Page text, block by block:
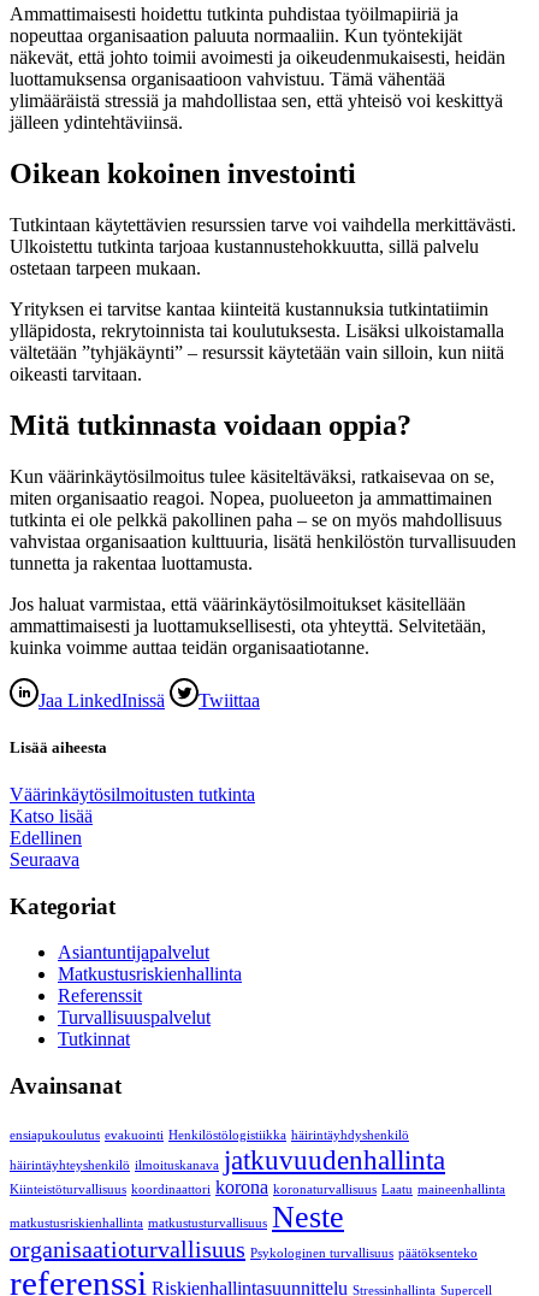
Ammattimaisesti hoidettu tutkinta puhdistaa työilmapiiriä ja
nopeuttaa organisaation paluuta normaaliin. Kun työntekijät
näkevät, että johto toimii avoimesti ja oikeudenmukaisesti, heidän
luottamuksensa organisaatioon vahvistuu. Tämä vähentää
ylimääräistä stressiä ja mahdollistaa sen, että yhteisö voi keskittyä
jälleen ydintehtäviinsä.
Oikean kokoinen investointi
Tutkintaan käytettävien resurssien tarve voi vaihdella merkittävästi.
Ulkoistettu tutkinta tarjoaa kustannustehokkuutta, sillä palvelu
ostetaan tarpeen mukaan.
Yrityksen ei tarvitse kantaa kiinteitä kustannuksia tutkintatiimin
ylläpidosta, rekrytoinnista tai koulutuksesta. Lisäksi ulkoistamalla
vältetään ”tyhjäkäynti” – resurssit käytetään vain silloin, kun niitä
oikeasti tarvitaan.
Mitä tutkinnasta voidaan oppia?
Kun väärinkäytösilmoitus tulee käsiteltäväksi, ratkaisevaa on se,
miten organisaatio reagoi. Nopea, puolueeton ja ammattimainen
tutkinta ei ole pelkkä pakollinen paha – se on myös mahdollisuus
vahvistaa organisaation kulttuuria, lisätä henkilöstön turvallisuuden
tunnetta ja rakentaa luottamusta.
Jos haluat varmistaa, että väärinkäytösilmoitukset käsitellään
ammattimaisesti ja luottamuksellisesti, ota yhteyttä. Selvitetään,
kuinka voimme auttaa teidän organisaatiotanne.
Jaa LinkedInissä Twiittaa
Lisää aiheesta
Väärinkäytösilmoitusten tutkinta
Katso lisää
Edellinen
Seuraava
Kategoriat
Asiantuntijapalvelut
Matkustusriskienhallinta
Referenssit
Turvallisuuspalvelut
Tutkinnat
Avainsanat
ensiapukoulutus evakuointi Henkilöstölogistiikka häirintäyhdyshenkilö
häirintäyhteyshenkilö ilmoituskanava jatkuvuudenhallinta
Kiinteistöturvallisuus koordinaattori korona koronaturvallisuus Laatu maineenhallinta
matkustusriskienhallinta matkustusturvallisuus Neste
organisaatioturvallisuus Psykologinen turvallisuus päätöksenteko
referenssi Riskienhallintasuunnittelu Stressinhallinta Supercell